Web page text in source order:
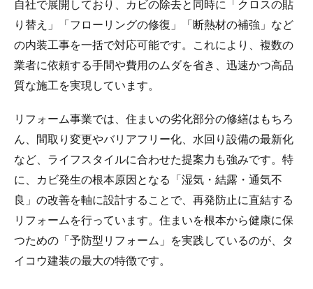
自社で展開しており、カビの除去と同時に「クロスの貼
り替え」「フローリングの修復」「断熱材の補強」など
の内装工事を一括で対応可能です。これにより、複数の
業者に依頼する手間や費用のムダを省き、迅速かつ高品
質な施工を実現しています。
リフォーム事業では、住まいの劣化部分の修繕はもちろ
ん、間取り変更やバリアフリー化、水回り設備の最新化
など、ライフスタイルに合わせた提案力も強みです。特
に、カビ発生の根本原因となる「湿気・結露・通気不
良」の改善を軸に設計することで、再発防止に直結する
リフォームを行っています。住まいを根本から健康に保
つための「予防型リフォーム」を実践しているのが、タ
イコウ建装の最大の特徴です。